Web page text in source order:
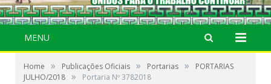
MENU
Home » Publicações Oficiais » Portarias »
PORTARIAS
JULHO/2018 » Portaria Nº 3782018